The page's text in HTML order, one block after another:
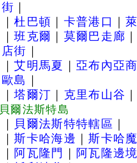
街
｜杜巴頓 卡普港口 ｜
｜班克爾 莫爾巴走廊
店街
｜艾明馬夏 ｜亞布內亞
歐島
｜塔爾汀 克里布山谷
貝爾法斯特島
貝爾法斯特特轄區
｜斯卡哈海邊 ｜斯卡哈
阿瓦隆門
阿瓦隆邊